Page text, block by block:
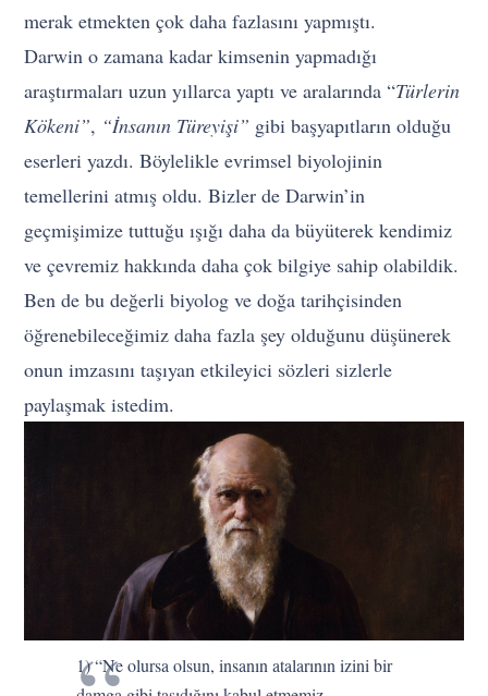
merak etmekten çok daha fazlasını yapmıştı.
Darwin o zamana kadar kimsenin yapmadığı
araştırmaları uzun yıllarca yaptı ve aralarında “Türlerin
Kökeni”, “İnsanın Türeyişi” gibi başyapıtların olduğu
eserleri yazdı. Böylelikle evrimsel biyolojinin
temellerini atmış oldu. Bizler de Darwin’in
geçmişimize tuttuğu ışığı daha da büyüterek kendimiz
ve çevremiz hakkında daha çok bilgiye sahip olabildik.
Ben de bu değerli biyolog ve doğa tarihçisinden
öğrenebileceğimiz daha fazla şey olduğunu düşünerek
onun imzasını taşıyan etkileyici sözleri sizlerle
paylaşmak istedim.
1) “Ne olursa olsun, insanın atalarının izini bir